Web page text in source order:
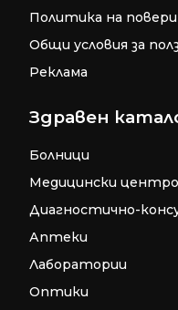
Политика на
Общи условия за
Реклама
Здравен
Болници
Медицински
Диагностично-
Аптеки
Лаборатории
Оптики